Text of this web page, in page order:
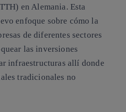
en Alemania. Esta
enfoque sobre cómo la
de diferentes sectores
las inversiones
infraestructuras allí donde
tradicionales no